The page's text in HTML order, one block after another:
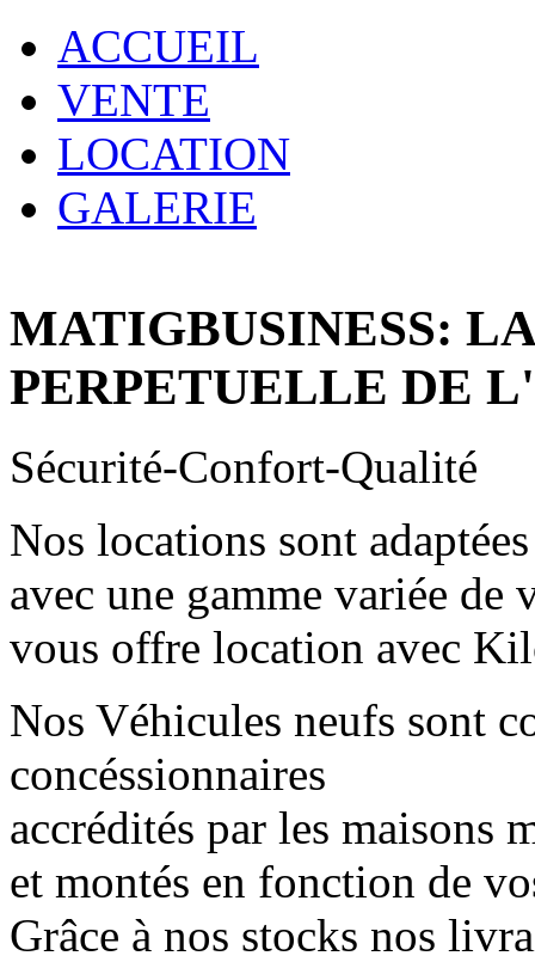
ACCUEIL
VENTE
LOCATION
GALERIE
MATIGBUSINESS:
PERPETUELLE DE
Sécurité-Confort-Qualité
Nos locations sont
avec une gamme variée
vous offre location avec
Nos Véhicules neufs sont
concéssionnaires
accrédités par les maisons
et montés en fonction de
Grâce à nos stocks nos